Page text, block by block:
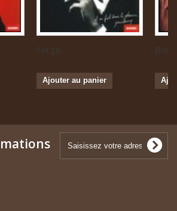
Serge...
Ajouter au panier